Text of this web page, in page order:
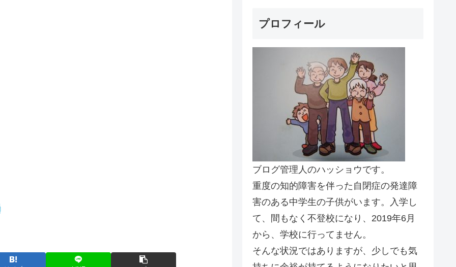
プロフィール
ブログ管理人のハッショウです。
重度の知的障害を伴った自閉症の発達障
害のある中学生の子供がいます。入学し
て、間もなく不登校になり、2019年6月
から、学校に行ってません。
そんな状況ではありますが、少しでも気